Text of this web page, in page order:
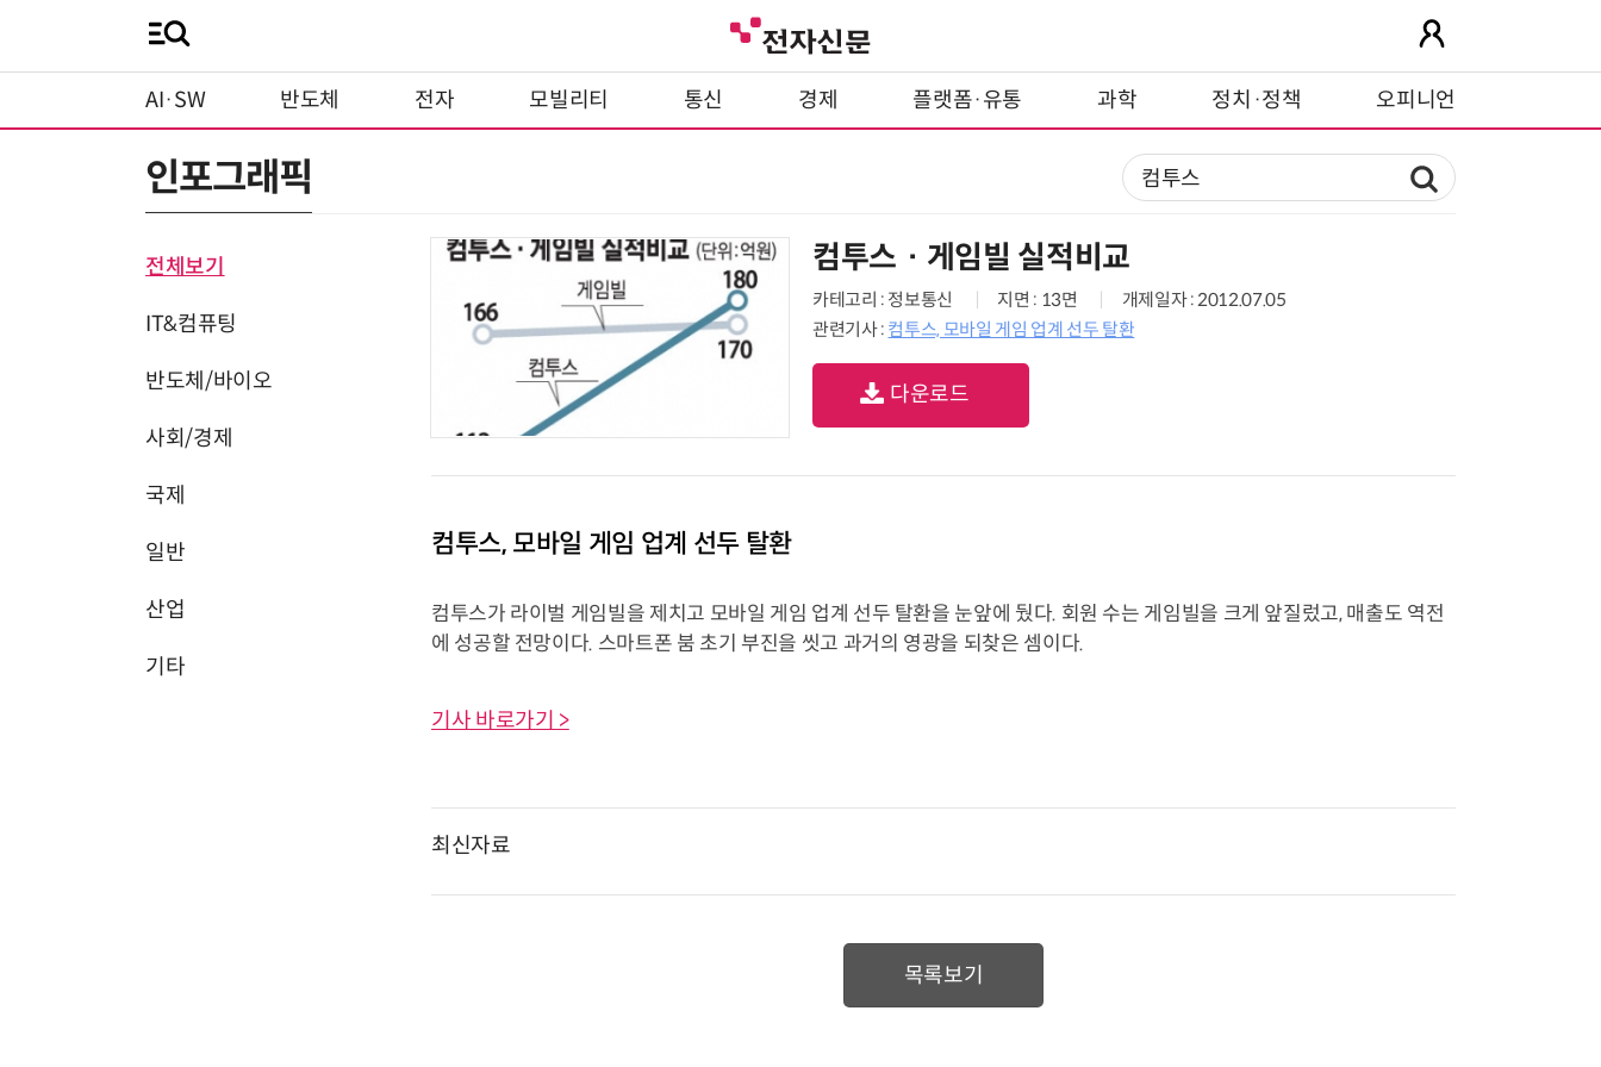
AI·SW 반도체 전자 모빌리티 통신 경제 플랫폼·유통 과학 정치·정책 오피니언
인포그래픽
전체보기
IT&컴퓨팅
반도체/바이오
사회/경제
국제
일반
산업
기타
컴투스 · 게임빌 실적비교
카테고리 : 정보통신 지면 : 13면
개제일자 : 2012.07.05
관련기사 : 컴투스, 모바일 게임 업계 선두 탈환
다운로드
컴투스, 모바일 게임 업계 선두 탈환
컴투스가 라이벌 게임빌을 제치고 모바일 게임 업계 선두 탈환을 눈앞에 뒀다. 회원 수는 게임빌을 크게 앞질렀고, 매출도 역전
에 성공할 전망이다. 스마트폰 붐 초기 부진을 씻고 과거의 영광을 되찾은 셈이다.
기사 바로가기 >
최신자료
목록보기